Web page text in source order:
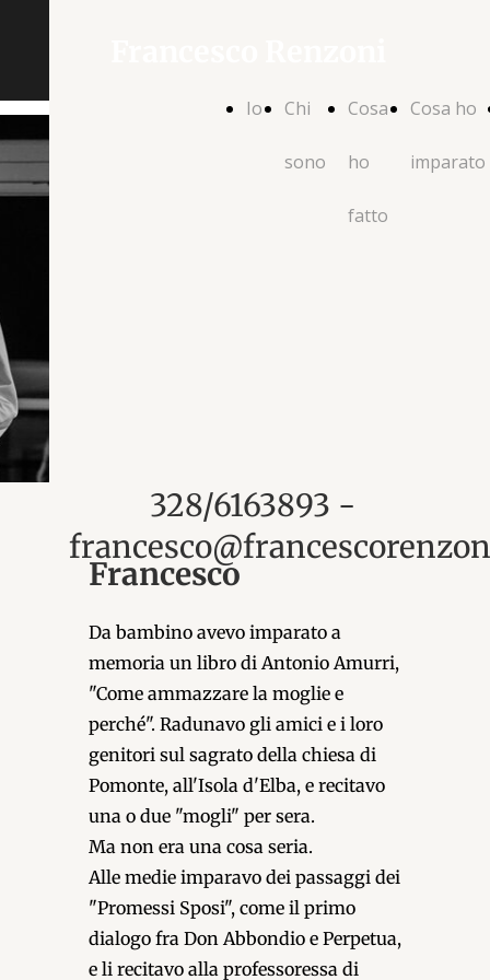
Io Chi
sono
Cosa
ho
fatto
Cosa ho
imparato
328/6163893 -
Francesco
Da bambino avevo imparato a
memoria un libro di Antonio Amurri,
"Come ammazzare la moglie e
perché". Radunavo gli amici e i loro
genitori sul sagrato della chiesa di
Pomonte, all'Isola d'Elba, e recitavo
una o due "mogli" per sera.
Ma non era una cosa seria.
Alle medie imparavo dei passaggi dei
"Promessi Sposi", come il primo
dialogo fra Don Abbondio e Perpetua,
e li recitavo alla professoressa di